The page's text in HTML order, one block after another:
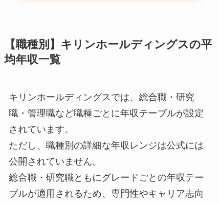
【職種別】キリンホールディングスの平
均年収一覧
キリンホールディングスでは、総合職・研究
職・管理職など職種ごとに年収テーブルが設定
されています。
ただし、職種別の詳細な年収レンジは公式には
公開されていません。
総合職・研究職ともにグレードごとの年収テー
ブルが適用されるため、専門性やキャリア志向